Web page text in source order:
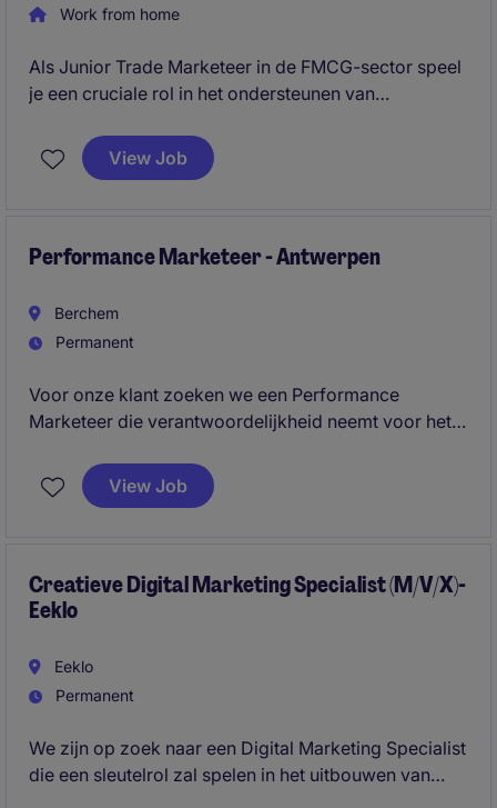
Work from home
Als Junior Trade Marketeer in de FMCG-sector speel
je een cruciale rol in het ondersteunen van
samen met het team in Diegem om projecten
succesvol uit te voeren.
View Job
Performance Marketeer - Antwerpen
Berchem
Permanent
Voor onze klant zoeken we een Performance
Marketeer die verantwoordelijkheid neemt voor het
leadgeneratiecampagnes. Je combineert technische
expertise in Google Ads, Meta Ads en tracking met
View Job
Creatieve Digital Marketing Specialist (M/V/X)-
Eeklo
Eeklo
Permanent
We zijn op zoek naar een Digital Marketing Specialist
die een sleutelrol zal spelen in het uitbouwen van